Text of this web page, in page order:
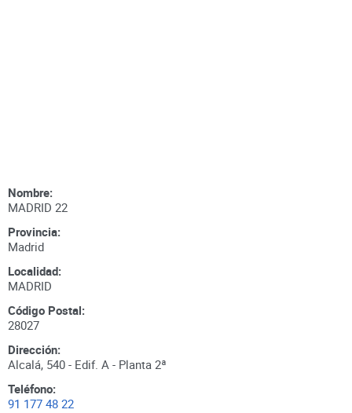
Nombre:
MADRID 22
Provincia:
Madrid
Localidad:
MADRID
Código Postal:
28027
Dirección:
Alcalá, 540 - Edif. A - Planta 2ª
Teléfono:
91 177 48 22